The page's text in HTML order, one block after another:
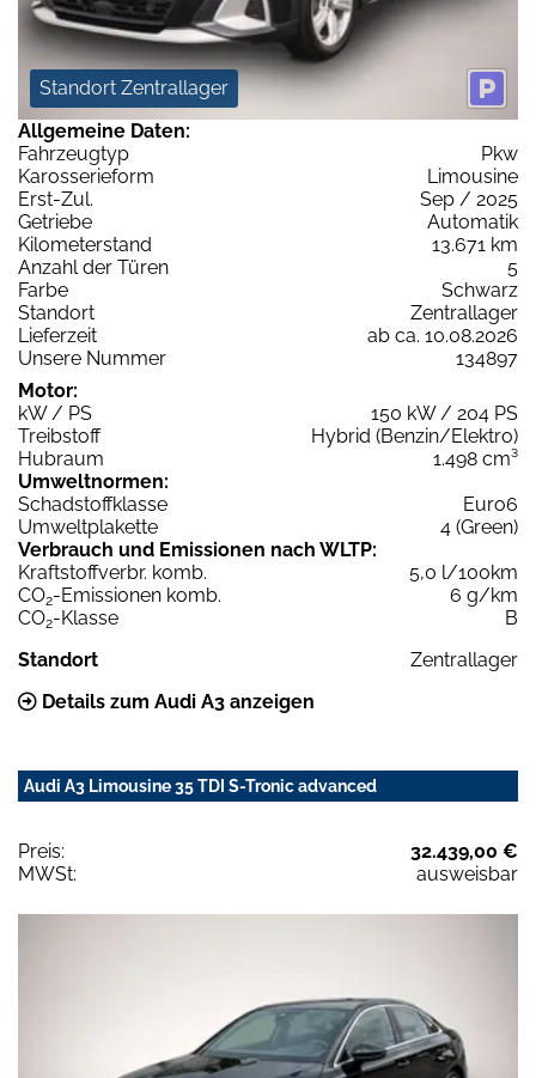
Standort Zentrallager
Allgemeine Daten:
Fahrzeugtyp
Pkw
Karosserieform
Limousine
Erst-Zul.
Sep / 2025
Getriebe
Automatik
Kilometerstand
13.671 km
Anzahl der Türen
5
Farbe
Schwarz
Standort
Zentrallager
Lieferzeit
ab ca. 10.08.2026
Unsere Nummer
134897
Motor:
kW / PS
150 kW / 204 PS
Treibstoff
Hybrid (Benzin/Elektro)
Hubraum
1.498 cm³
Umweltnormen:
Schadstoffklasse
Euro6
Umweltplakette
4 (Green)
Verbrauch und Emissionen nach WLTP:
Kraftstoffverbr. komb.
5,0 l/100km
CO2-Emissionen komb.
6 g/km
CO2-Klasse
B
Standort
Zentrallager
Details zum Audi A3 anzeigen
Audi A3 Limousine 35 TDI S-Tronic advanced
Preis:
32.439,00 €
MWSt:
ausweisbar